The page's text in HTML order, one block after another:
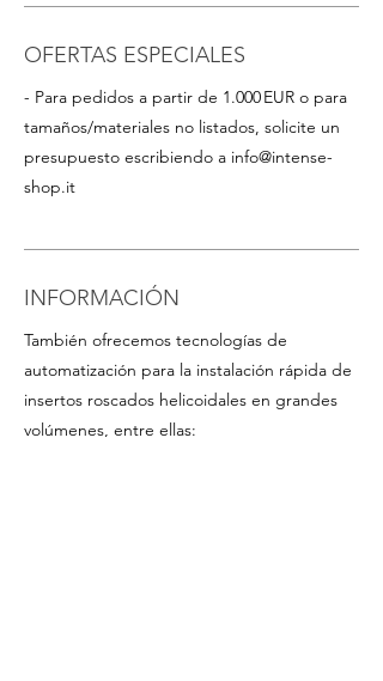
OFERTAS ESPECIALES
- Para pedidos a partir de 1.000 EUR o para
tamaños/materiales no listados, solicite un
presupuesto escribiendo a info@intense-
shop.it
INFORMACIÓN
También ofrecemos tecnologías de
automatización para la instalación rápida de
insertos roscados helicoidales en grandes
volúmenes, entre ellas: